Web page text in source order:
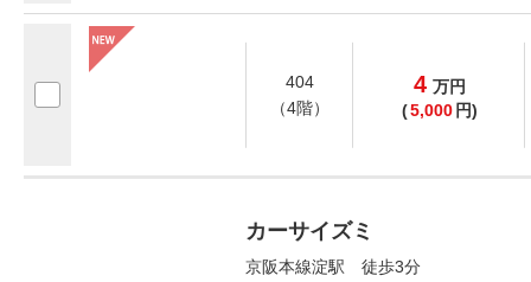
404
（4階）
4 万円
(5,000 円)
カーサイズミ
京阪本線淀駅 徒歩3分